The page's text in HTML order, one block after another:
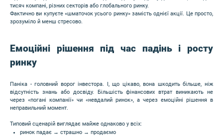
тисяч компані, різних секторів або глобального ринку.
Фактично ви купуєте «шматочок усього ринку» замість однієї акції. Це просто,
зрозуміло й менш стресово.
Емоційні рішення під час падінь і росту
ринку
Паніка - головний ворог інвестора. І, що цікаво, вона шкодить більше, ніж
відсутність знань або досвіду. Більшість фінансових втрат виникають не
через «погані компанії» чи «невдалий ринок», а через емоційні рішення в
неправильний момент.
Типовий сценарій виглядає майже однаково у всіх:
ринок падає → страшно → продаємо